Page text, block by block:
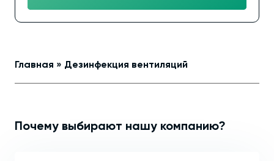
Главная » Дезинфекция вентиляций
Почему выбирают нашу компанию?